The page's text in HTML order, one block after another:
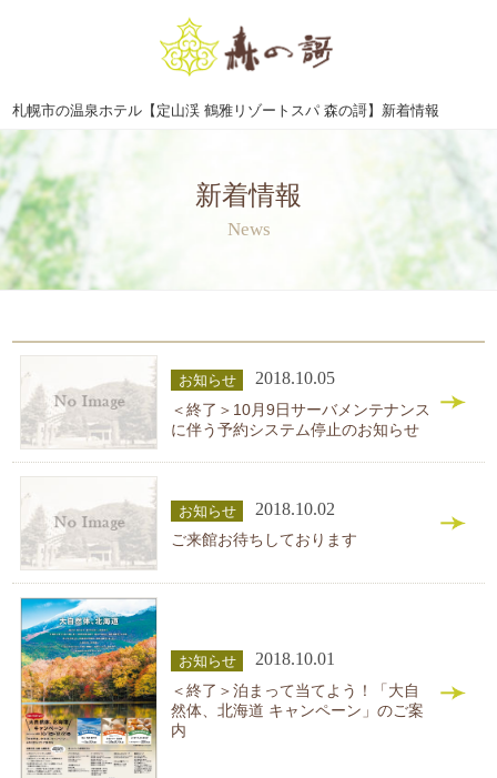
札幌市の温泉ホテル【定山渓 鶴雅リゾートスパ 森の謌】新着情報
新着情報
News
お知らせ 2018.10.05
＜終了＞10月9日サーバメンテナンス
に伴う予約システム停止のお知らせ
お知らせ 2018.10.02
ご来館お待ちしております
お知らせ 2018.10.01
＜終了＞泊まって当てよう！「大自
然体、北海道 キャンペーン」のご案
内